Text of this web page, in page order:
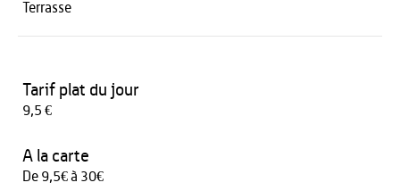
Terrasse
Tarif plat du jour
9,5 €
A la carte
De 9,5€ à 30€